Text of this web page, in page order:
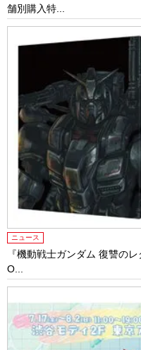
舗別購入特...
ニュース
『機動戦士ガンダム 復讐の
O...